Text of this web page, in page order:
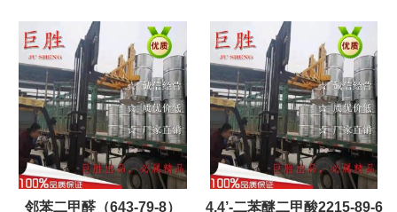
59-2
邻苯二甲醛（643-79-8） 4,4’-二苯醚二甲酸2215-89-6